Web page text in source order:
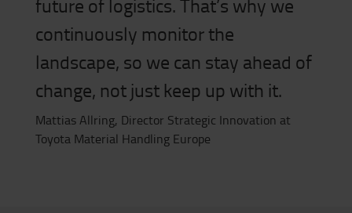
continuously monitor the
landscape, so we can stay ahead of
change, not just keep up with it.
Mattias Allring, Director Strategic Innovation at
Toyota Material Handling Europe